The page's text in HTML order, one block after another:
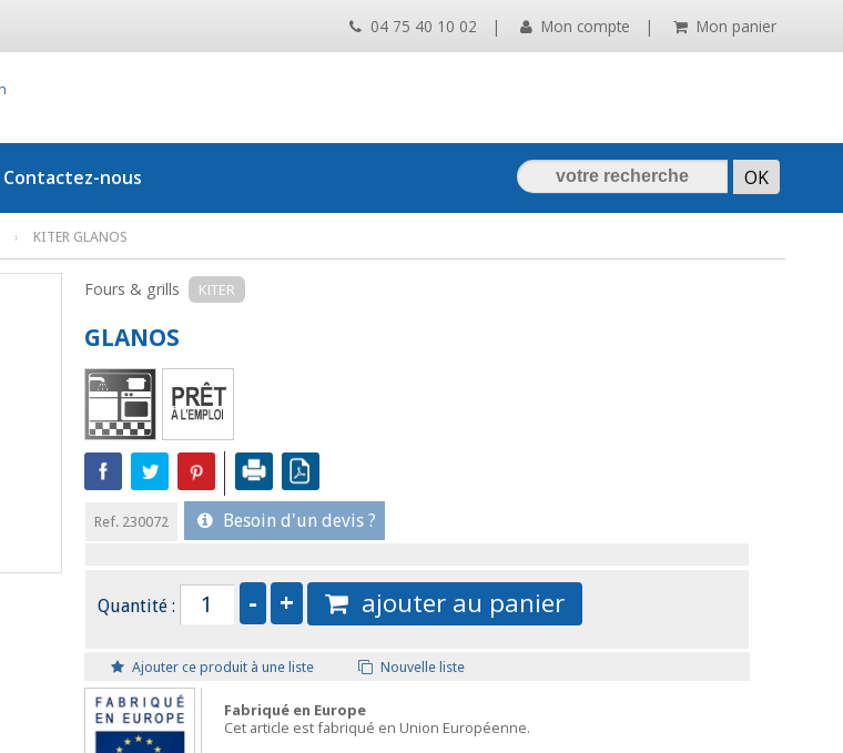
04 75 40 10 02 | Mon compte | Mon panier
Contactez-nous
› KITER GLANOS
Fours & grills KITER
GLANOS
Ref. 230072 Besoin d'un devis ?
Quantité : ajouter au panier
Ajouter ce produit à une liste Nouvelle liste
Fabriqué en Europe
Cet article est fabriqué en Union Européenne.